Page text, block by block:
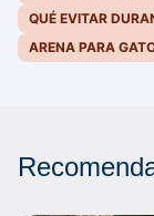
QUÉ EVITAR
ARENA PARA